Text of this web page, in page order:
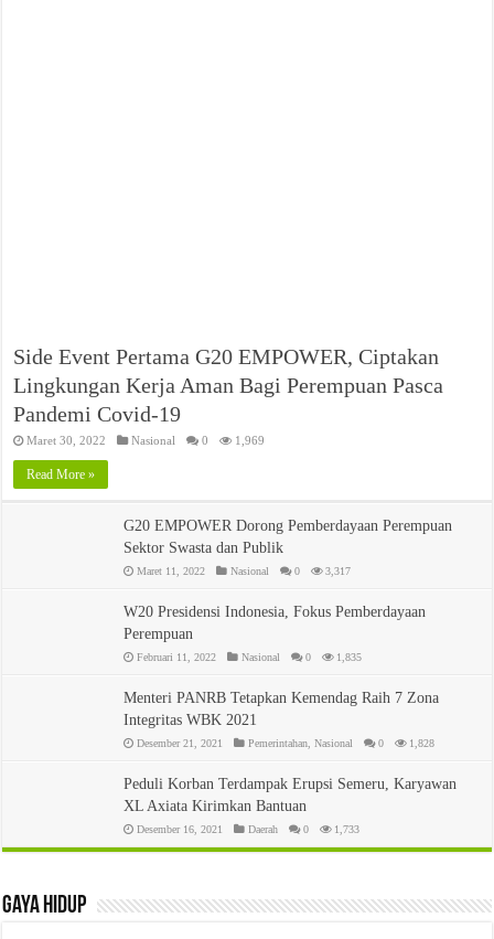
Side Event Pertama G20 EMPOWER, Ciptakan
Lingkungan Kerja Aman Bagi Perempuan Pasca
Pandemi Covid-19
Maret 30, 2022 Nasional 0 1,969
Read More »
G20 EMPOWER Dorong Pemberdayaan Perempuan
Sektor Swasta dan Publik
Maret 11, 2022 Nasional 0 3,317
W20 Presidensi Indonesia, Fokus Pemberdayaan
Perempuan
Februari 11, 2022 Nasional 0 1,835
Menteri PANRB Tetapkan Kemendag Raih 7 Zona
Integritas WBK 2021
Desember 21, 2021 Pemerintahan ,Nasional 0 1,828
Peduli Korban Terdampak Erupsi Semeru, Karyawan
XL Axiata Kirimkan Bantuan
Desember 16, 2021 Daerah 0 1,733
Gaya Hidup